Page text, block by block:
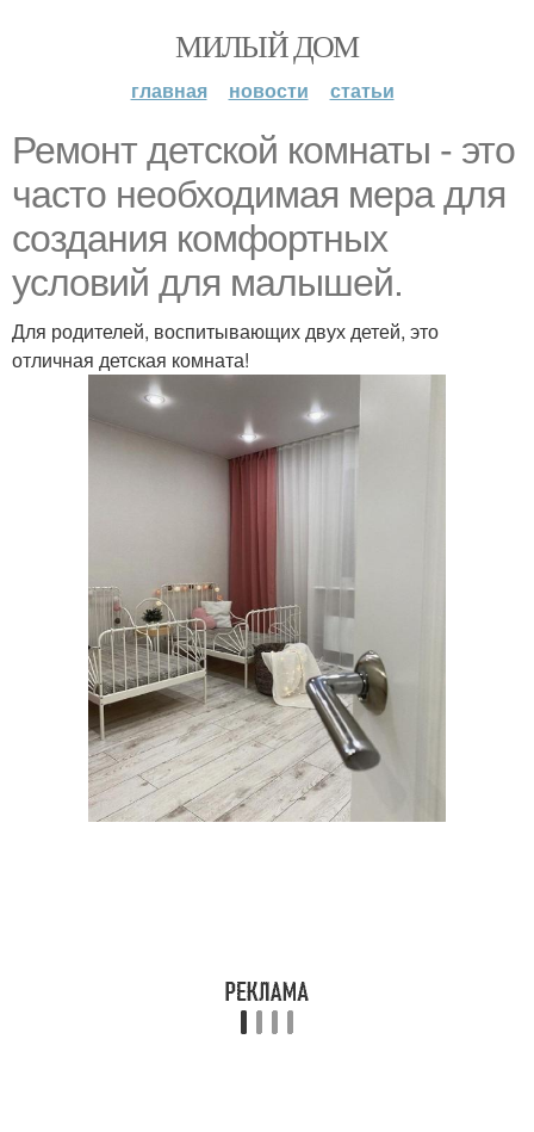
МИЛЫЙ ДОМ
главная новости статьи
Ремонт детской комнаты - это
часто необходимая мера для
создания комфортных
условий для малышей.
Для родителей, воспитывающих двух детей, это
отличная детская комната!